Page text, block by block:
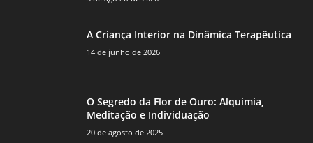
A Criança Interior na Dinâmica Terapêutica
14 de junho de 2026
O Segredo da Flor de Ouro: Alquimia,
Meditação e Individuação
20 de agosto de 2025